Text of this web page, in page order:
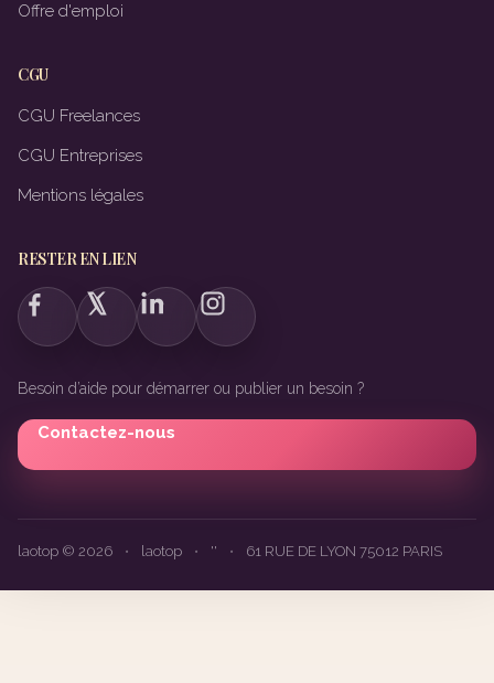
Offre d'emploi
CGU
CGU Freelances
CGU Entreprises
Mentions légales
RESTER EN LIEN
Besoin d’aide pour démarrer ou publier un besoin ?
Contactez-nous
laotop © 2026 • laotop • '' • 61 RUE DE LYON 75012 PARIS